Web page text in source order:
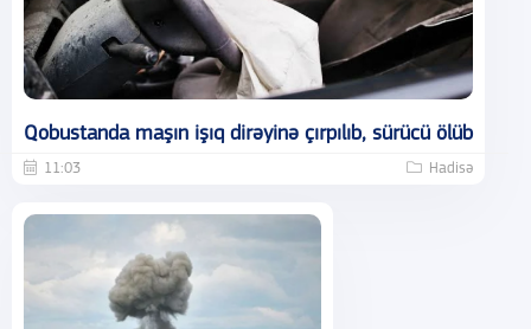
Qobustanda maşın işıq dirəyinə çırpılıb, sürücü ölüb
11:03 Hadisə